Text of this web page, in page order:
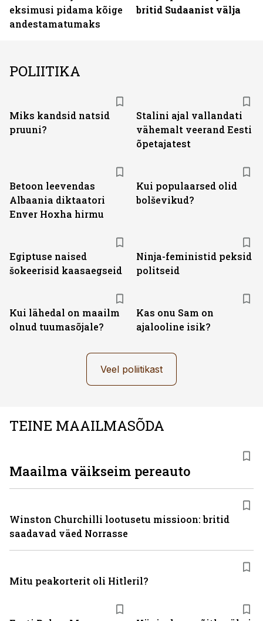
eksimusi pidama kõige
andestamatumaks
britid Sudaanist välja
POLIITIKA
Miks kandsid natsid
pruuni?
Stalini ajal vallandati
vähemalt veerand Eesti
õpetajatest
Betoon leevendas
Albaania diktaatori
Enver Hoxha hirmu
Kui populaarsed olid
bolševikud?
Egiptuse naised
šokeerisid kaasaegseid
Ninja-feministid peksid
politseid
Kui lähedal on maailm
olnud tuumasõjale?
Kas onu Sam on
ajalooline isik?
Veel poliitikast
TEINE MAAILMASÕDA
Maailma väikseim pereauto
Winston Churchilli lootusetu missioon: britid
saadavad väed Norrasse
Mitu peakorterit oli Hitleril?